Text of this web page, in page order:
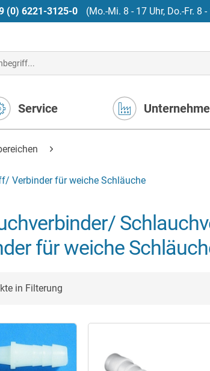
(0) 6221-3125-0 (Mo.-Mi. 8 - 17 Uhr, Do.-Fr. 8
Service
Verbinder für weiche Schläuche
für weiche
in Filterung